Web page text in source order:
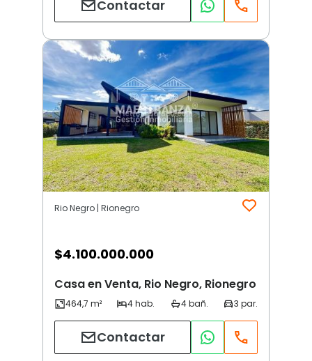
Contactar
Rio Negro | Rionegro
$4.100.000.000
Casa en Venta, Rio Negro, Rionegro
Contactar